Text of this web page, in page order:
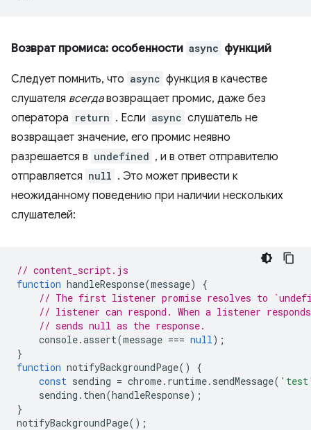
Возврат промиса: особенности async функций
Следует помнить, что async функция в качестве
слушателя всегдавозвращает промис, даже без
оператора return . Если async слушатель не
возвращает значение, его промис неявно
разрешается в undefined , и в ответ отправителю
отправляется null . Это может привести к
неожиданному поведению при наличии нескольких
слушателей:
// content_script.js
function handleResponse(message)
{
// The first listener promise resolves to
// listener can respond. When a listener
// sends null as the response.
console.assert(message === null);
}
function notifyBackgroundPage()
{
const sending = chrome. runtime. sendMessage(
sending . then(handleResponse);
}
notifyBackgroundPage();